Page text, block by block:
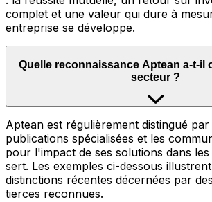
complet et une valeur qui dure à
entreprise se développe.
Quelle reconnaissance Aptean a-t-il
secteur ?
Aptean est régulièrement distingué
publications spécialisées et les
pour l'impact de ses solutions dans
sert. Les exemples ci-dessous
distinctions récentes décernées par
tierces reconnues.